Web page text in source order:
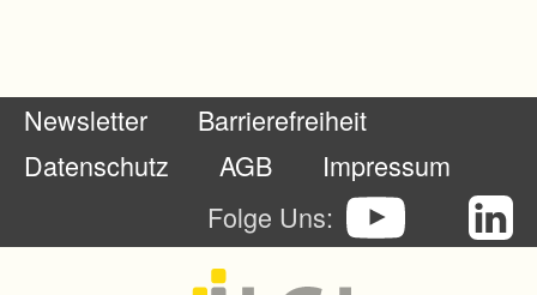
Newsletter
Barrierefreiheit
Datenschutz
AGB
Impressum
Folge Uns: